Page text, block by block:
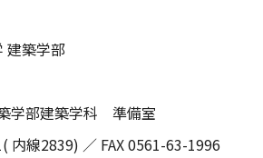
建築学部
学部建築学科 準備室
内線2839) ／ FAX 0561-63-1996